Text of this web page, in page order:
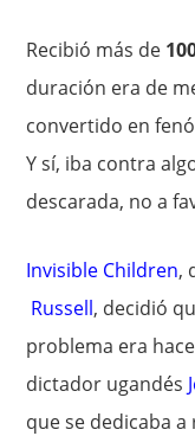
Recibió más de
duración era de
convertido en
Y sí, iba contra
descarada, no a
Invisible Children,
Russell, decidió
problema era
dictador ugandés
que se dedicaba